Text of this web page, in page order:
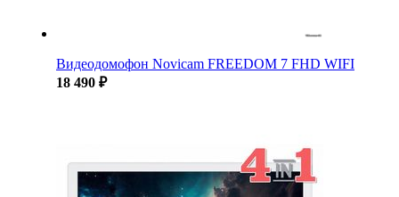
Видеодомофон Novicam FREEDOM 7 FHD WIFI
18 490 ₽